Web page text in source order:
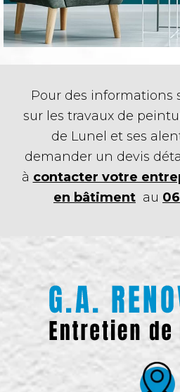
Pour des informations
sur les travaux de
de Lunel et ses
demander un devis
à contacter votre
en bâtiment au